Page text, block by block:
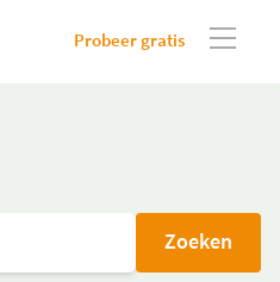
Probeer gratis
Zoeken